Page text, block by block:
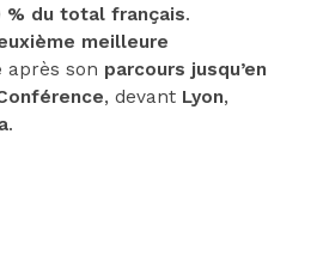
% du total français.
meilleure
après son parcours jusqu’en
, devant Lyon,
.